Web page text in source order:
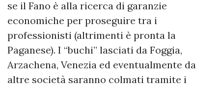
se il Fano è alla ricerca di garanzie
economiche per proseguire tra i
professionisti (altrimenti è pronta la
Paganese). I “buchi” lasciati da Foggia,
Arzachena, Venezia ed eventualmente da
altre società saranno colmati tramite i